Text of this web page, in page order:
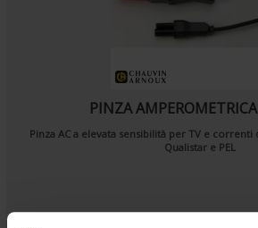
PINZA
Pinza AC a elevata sensibilità per TV e
Qualistar e PEL